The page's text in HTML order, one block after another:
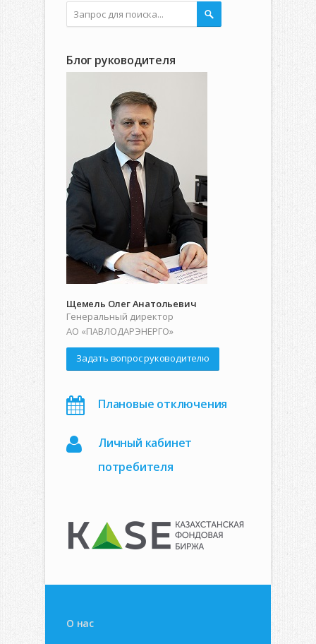
Блог руководителя
Щемель Олег Анатольевич
Генеральный директор
АО «ПАВЛОДАРЭНЕРГО»
Задать вопрос руководителю
Плановые отключения
Личный кабинет
потребителя
О нас